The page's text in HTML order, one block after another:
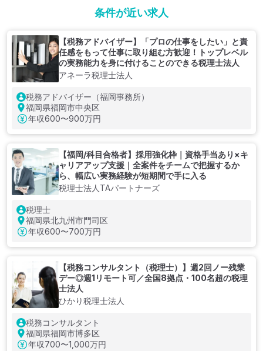
条件が近い求人
【税務アドバイザー】「プロの仕事をしたい」と責
任感をもって仕事に取り組む方歓迎！トップレベル
の実務能力を身に付けることのできる税理士法人
アネーラ税理士法人
税務アドバイザー（福岡事務所）
福岡県福岡市中央区
年収600〜900万円
【福岡/科目合格者】採用強化枠｜資格手当あり×キ
ャリアアップ支援｜全案件をチームで把握するか
ら、幅広い実務経験が短期間で手に入る
税理士法人TAパートナーズ
税理士
福岡県北九州市門司区
年収600〜700万円
【税務コンサルタント（税理士）】週2回ノー残業
デー◎週1リモート可／全国8拠点・100名超の税理
士法人
ひかり税理士法人
税務コンサルタント
福岡県福岡市博多区
年収700〜1,000万円